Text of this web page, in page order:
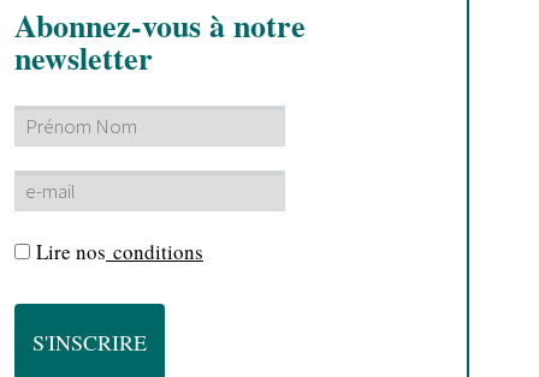
Abonnez-vous à notre
newsletter
Lire nos conditions